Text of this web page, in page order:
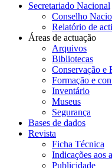
Secretariado Nacional
Conselho
Relatório de
Áreas de actuação
Arquivos
Bibliotecas
Conservação e
Formação e
Inventário
Museus
Segurança
Bases de dados
Revista
Ficha Técnica
Indicações aos
Publicidade